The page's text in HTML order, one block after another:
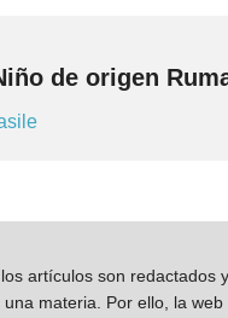
de origen
artículos son
materia. Por ello, la